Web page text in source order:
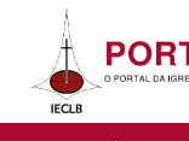
Ir para o conteúdo